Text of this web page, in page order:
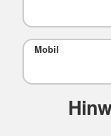
Mobil